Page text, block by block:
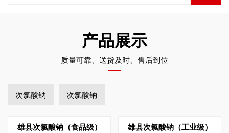
产品展示
质量可靠、送货及时、售后到位
次氯酸钠 次氯酸钠
雄县次氯酸钠（食品级） 雄县次氯酸钠（工业级）